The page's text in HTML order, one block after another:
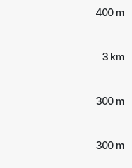
400 m
3 km
300 m
300 m